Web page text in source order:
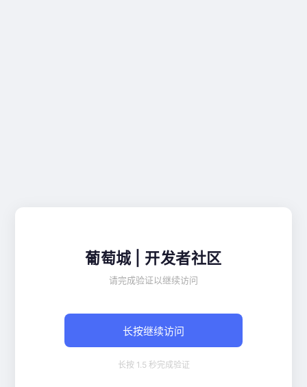
葡萄城 | 开发者社区
请完成验证以继续访问
长按继续访问
长按 1.5 秒完成验证